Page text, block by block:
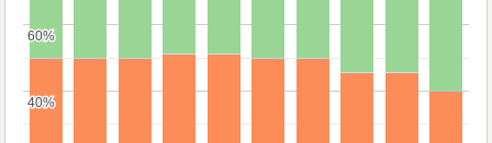
40%
40%
60%
60%